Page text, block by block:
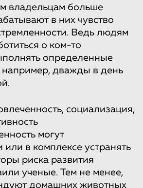
владельцам больше
в них чувство
Ведь людям
о ком-то
определенные
например, дважды в день
социализация,
могут
или в комплексе устранять
риска развития
ученые. Тем не менее,
домашних животных